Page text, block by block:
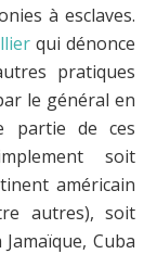
à esclaves.
qui dénonce
pratiques
le général en
partie de ces
soit
américain
autres), soit
Cuba